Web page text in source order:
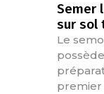
Semer
sur sol
Le
premier